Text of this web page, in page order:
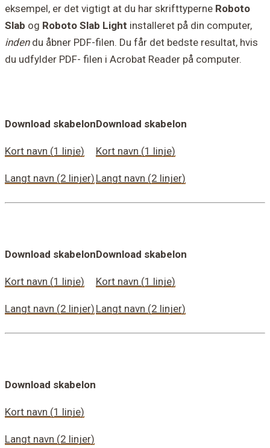
eksempel, er det vigtigt at du har skrifttyperne Roboto
Slab og Roboto Slab Light installeret på din computer,
indendu åbner PDF-filen. Du får det bedste resultat, hvis
du udfylder PDF- filen i Acrobat Reader på computer.
Download skabelon
Kort navn (1 linje)
Langt navn (2 linjer)
Download skabelon
Kort navn (1 linje)
Langt navn (2 linjer)
Download skabelon
Kort navn (1 linje)
Langt navn (2 linjer)
Download skabelon
Kort navn (1 linje)
Langt navn (2 linjer)
Download skabelon
Kort navn (1 linje)
Langt navn (2 linjer)